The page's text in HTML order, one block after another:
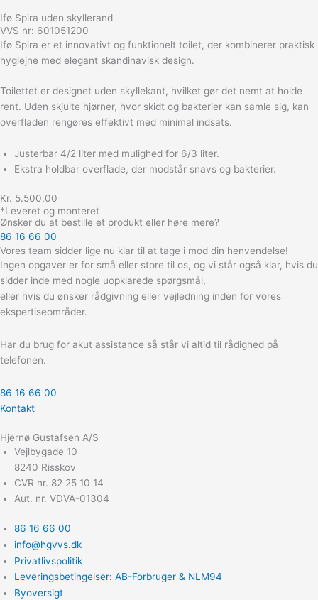
Ifø Spira uden skyllerand
VVS nr: 601051200
Ifø Spira er et innovativt og funktionelt toilet, der kombinerer praktisk
hygiejne med elegant skandinavisk design.
Toilettet er designet uden skyllekant, hvilket gør det nemt at holde
rent. Uden skjulte hjørner, hvor skidt og bakterier kan samle sig, kan
overfladen rengøres effektivt med minimal indsats.
Justerbar 4/2 liter med mulighed for 6/3 liter.
Ekstra holdbar overflade, der modstår snavs og bakterier.
Kr. 5.500,00
*Leveret og monteret
Ønsker du at bestille et produkt eller høre mere?
86 16 66 00
Vores team sidder lige nu klar til at tage i mod din henvendelse!
Ingen opgaver er for små eller store til os, og vi står også klar, hvis du
sidder inde med nogle uopklarede spørgsmål,
eller hvis du ønsker rådgivning eller vejledning inden for vores
ekspertiseområder.
Har du brug for akut assistance så står vi altid til rådighed på
telefonen.
86 16 66 00
Kontakt
Hjernø Gustafsen A/S
Vejlbygade 10
8240 Risskov
CVR nr. 82 25 10 14
Aut. nr. VDVA-01304
86 16 66 00
info@hgvvs.dk
Privatlivspolitik
Leveringsbetingelser: AB-Forbruger & NLM94
Byoversigt